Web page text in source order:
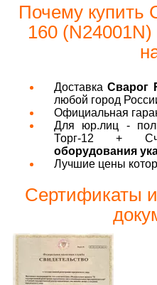
Почему купить
160
ДоставкаСварог
любой город
Официальная
Для юр.лиц -
Торг-12 +
оборудования
Лучшие цены
Сертификаты